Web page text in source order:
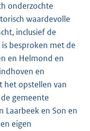
onderzochte
waardevolle
inclusief de
besproken met de
en Helmond en
en
het opstellen van
gemeente
Laarbeek en Son en
eigen